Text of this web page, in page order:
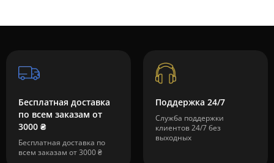
Бесплатная доставка
по всем заказам от
3000 ₴
Бесплатная доставка по
всем заказам от 3000 ₴
Поддержка 24/7
Служба поддержки
клиентов 24/7 без
выходных